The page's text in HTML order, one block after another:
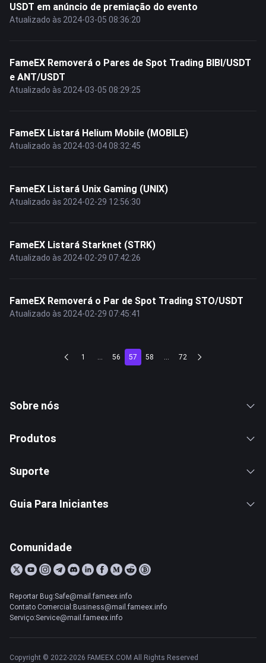
USDT em anúncio de premiação do evento
Atualizado às 2024-03-05 08:36:20
FameEX Removerá o Pares de Spot Trading BIBI/USDT
e ANT/USDT
Atualizado às 2024-03-05 08:29:25
FameEX Listará Helium Mobile (MOBILE)
Atualizado às 2024-03-04 08:32:45
FameEX Listará Unix Gaming (UNIX)
Atualizado às 2024-02-29 12:56:30
FameEX Listará Starknet (STRK)
Atualizado às 2024-02-29 07:42:26
FameEX Removerá o Par de Spot Trading STO/USDT
Atualizado às 2024-02-29 07:45:41
1 ... 56 57 58 ... 72
Sobre nós
Produtos
Suporte
Guia Para Iniciantes
Comunidade
Reportar Bug:Safe@mail.fameex.info
Contato Comercial:Business@mail.fameex.info
Serviço:Service@mail.fameex.info
Copyright © 2022-2026 FAMEEX.COM All Rights Reserved